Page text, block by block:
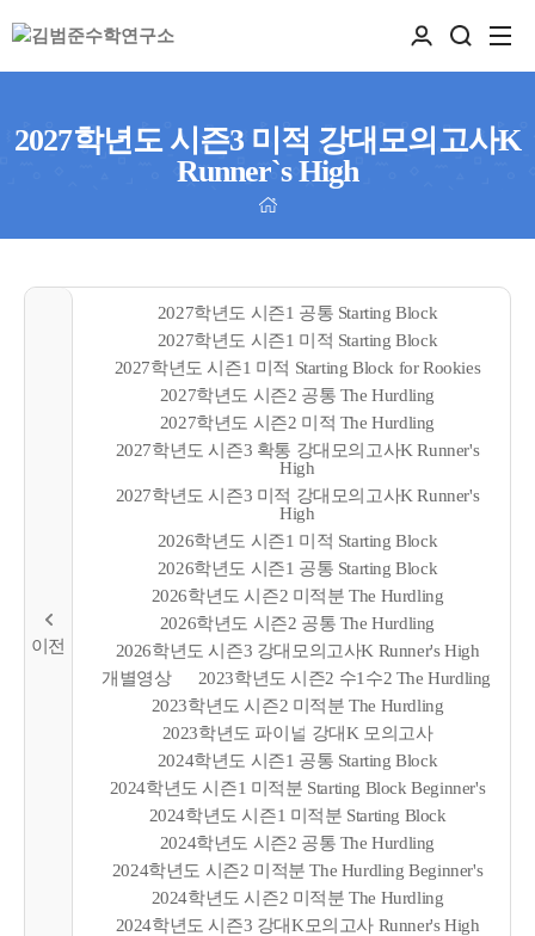
2027학년도 시즌3 미적 강대모의고사K
Runner`s High
2027학년도 시즌1 공통 Starting Block
2027학년도 시즌1 미적 Starting Block
2027학년도 시즌1 미적 Starting Block for Rookies
2027학년도 시즌2 공통 The Hurdling
2027학년도 시즌2 미적 The Hurdling
2027학년도 시즌3 확통 강대모의고사K Runner's
High
2027학년도 시즌3 미적 강대모의고사K Runner's
High
2026학년도 시즌1 미적 Starting Block
2026학년도 시즌1 공통 Starting Block
2026학년도 시즌2 미적분 The Hurdling
2026학년도 시즌2 공통 The Hurdling
2026학년도 시즌3 강대모의고사K Runner's High
개별영상
2023학년도 시즌2 수1수2 The Hurdling
2023학년도 시즌2 미적분 The Hurdling
2023학년도 파이널 강대K 모의고사
2024학년도 시즌1 공통 Starting Block
2024학년도 시즌1 미적분 Starting Block Beginner's
2024학년도 시즌1 미적분 Starting Block
2024학년도 시즌2 공통 The Hurdling
2024학년도 시즌2 미적분 The Hurdling Beginner's
2024학년도 시즌2 미적분 The Hurdling
2024학년도 시즌3 강대K모의고사 Runner's High